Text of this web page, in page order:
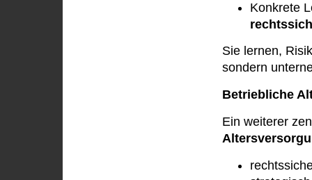
Konkrete
Sie lernen,
sondern
Betriebliche
Ein weiterer